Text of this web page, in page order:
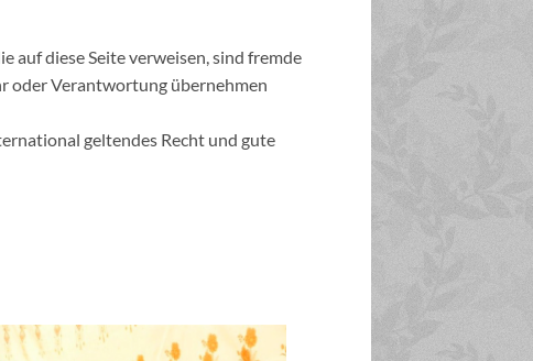
auf diese Seite verweisen, sind fremde
oder Verantwortung übernehmen
geltendes Recht und gute